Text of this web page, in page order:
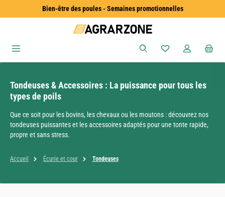
Passer au contenu principalBien-être des poules - Semaines promotionnelles
Vous avez 0
Tondeuses & Accessoires : La puissance pour tous les
types de poils
Que ce soit pour les bovins, les chevaux ou les moutons : découvrez nos
tondeuses puissantes et les accessoires adaptés pour une tonte rapide,
propre et sans stress.
Accueil Écurie et cour Tondeuses